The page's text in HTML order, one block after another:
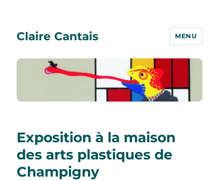
Claire Cantais MENU
Exposition à la maison
des arts plastiques de
Champigny